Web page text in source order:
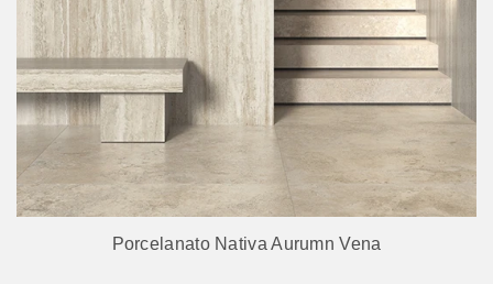
Porcelanato Nativa Aurumn Vena